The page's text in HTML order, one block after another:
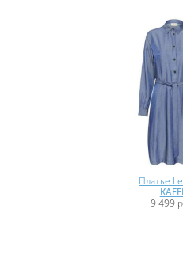
Платье
9 499